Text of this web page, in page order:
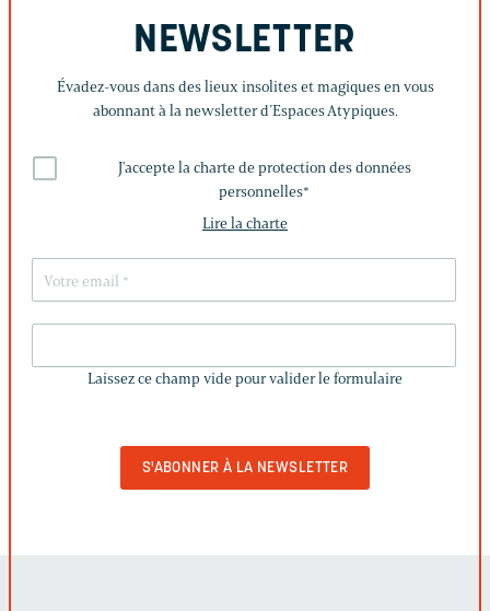
NEWSLETTER
Évadez-vous dans des lieux insolites et magiques en vous
abonnant à la newsletter d’Espaces Atypiques.
J'accepte la charte de protection des données
personnelles*
Lire la charte
CHAMP
Laissez ce champ vide pour valider le formulaire